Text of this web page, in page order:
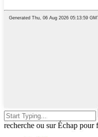
recherche ou sur Échap pour